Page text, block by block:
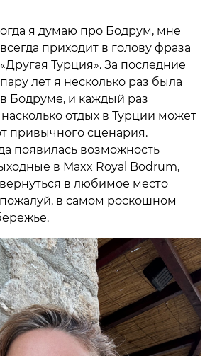
огда я думаю про Бодрум, мне
всегда приходит в голову фраза
«Другая Турция». За последние
пару лет я несколько раз была
в Бодруме, и каждый раз
отдых в Турции может
привычного сценария.
появилась возможность
в Maxx Royal Bodrum,
в любимое место
пожалуй, в самом роскошном